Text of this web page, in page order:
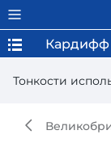
Тонкости
Кардифф